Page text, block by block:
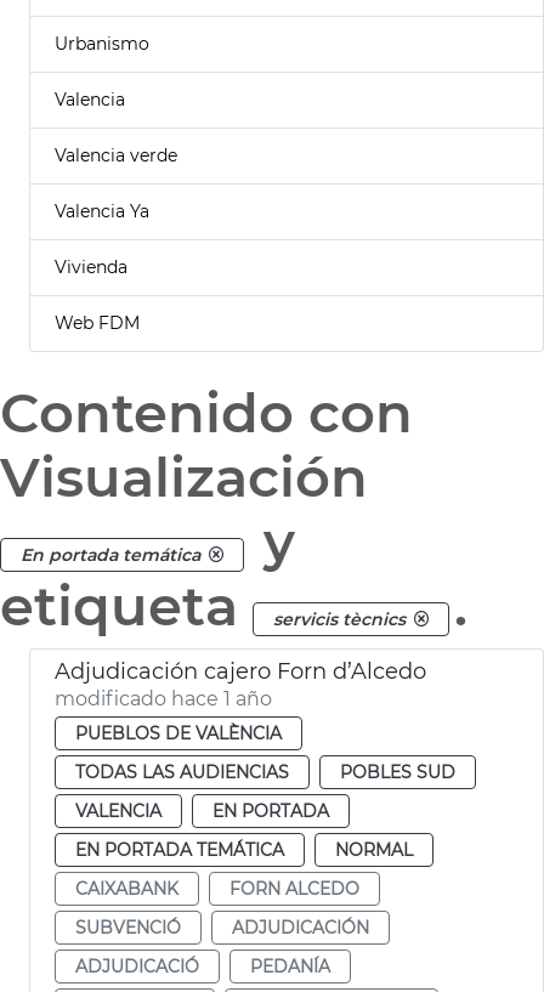
Urbanismo
Valencia
Valencia verde
Valencia Ya
Vivienda
Web FDM
Contenido con
Visualización
En portada temática
y
etiqueta
servicis tècnics .
Adjudicación cajero Forn d’Alcedo
modificado hace 1 año
PUEBLOS DE VALÈNCIA
TODAS LAS AUDIENCIAS
POBLES SUD
VALENCIA
EN PORTADA
EN PORTADA TEMÁTICA
NORMAL
CAIXABANK
FORN ALCEDO
SUBVENCIÓ
ADJUDICACIÓN
ADJUDICACIÓ
PEDANÍA